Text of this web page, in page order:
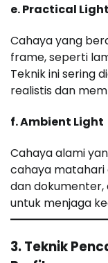
e. Practical Light
Cahaya yang
frame, seperti
Teknik ini sering
realistis dan
f. Ambient Light
Cahaya alami
cahaya matahari
dan
untuk menjaga
3. Teknik